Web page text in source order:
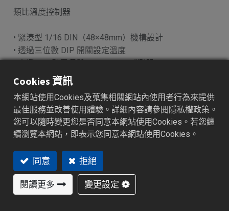
類比溫度控制器
• 緊湊型 1/16 DIN（48×48mm）機構設計
• 透過三位數 DIP 開關設定溫度
• 支援 J/K 熱電偶與 PT100 RTD 感測器
• 可選擇 ON/OFF 或時間比例控制模式
• 提供繼電器、SSR 或類比輸出選項
加入詢價車
特色功能 產業應用
Cookies 資訊
本網站使用Cookies及蒐集相關網站內使用者行為來提供
最佳服務並改善使用體驗。詳細內容請參閱隱私權政策。
您可以隨時變更您是否同意本網站使用Cookies。若您繼
續瀏覽本網站，即表示您同意本網站使用Cookies。
同意 拒絕
閱讀更多 變更設定